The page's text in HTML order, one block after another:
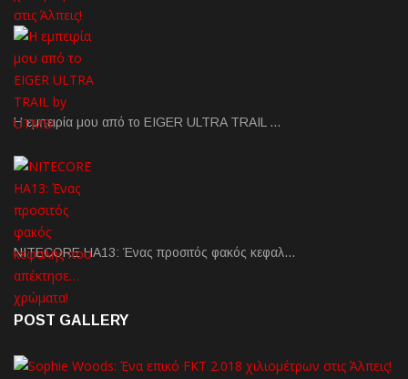
Η εμπειρία μου από το EIGER ULTRA TRAIL …
NITECORE HA13: Ένας προσιτός φακός κεφαλ…
POST GALLERY